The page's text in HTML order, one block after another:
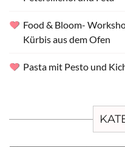
Food & Bloom-
Kürbis aus dem Ofen
Pasta mit Pesto und